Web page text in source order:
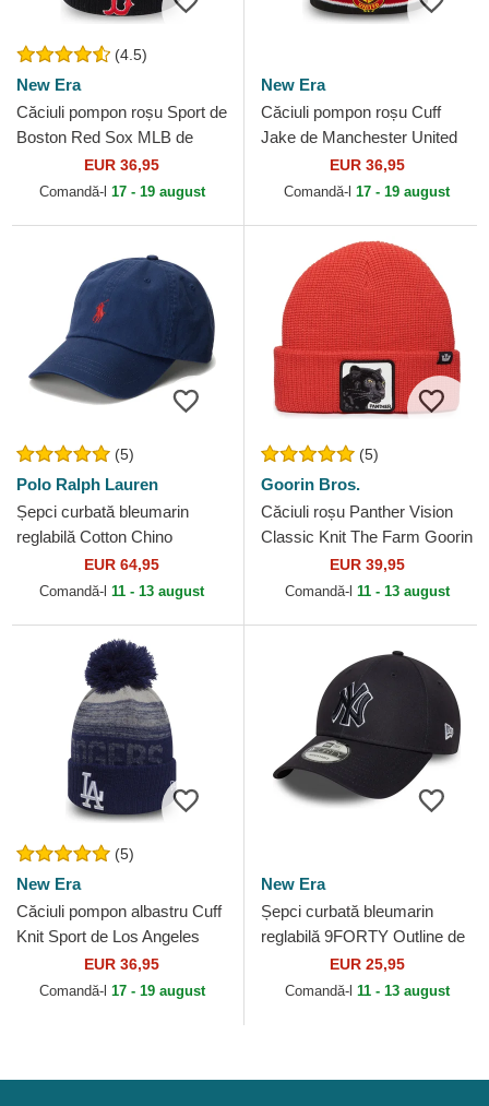
(4.5)
New Era
Căciuli pompon roșu Sport de
Boston Red Sox MLB de
EUR 36,95
Comandă-l 17 - 19 august
New Era
Căciuli pompon roșu Cuff
Jake de Manchester United
Football Club Premier League
de New Era
EUR 36,95
Comandă-l 17 - 19 august
(5)
Polo Ralph Lauren
Șepci curbată bleumarin
reglabilă Cotton Chino
Classic Sport de Polo Ralph
Lauren
EUR 64,95
Comandă-l 11 - 13 august
(5)
Goorin Bros.
Căciuli roșu Panther Vision
Classic Knit The Farm Goorin
EUR 39,95
Comandă-l 11 - 13 august
(5)
New Era
Căciuli pompon albastru Cuff
Knit Sport de Los Angeles
Dodgers MLB de New Era
EUR 36,95
Comandă-l 17 - 19 august
New Era
Șepci curbată bleumarin
reglabilă 9FORTY Outline de
New York Yankees MLB de
New Era
EUR 25,95
Comandă-l 11 - 13 august